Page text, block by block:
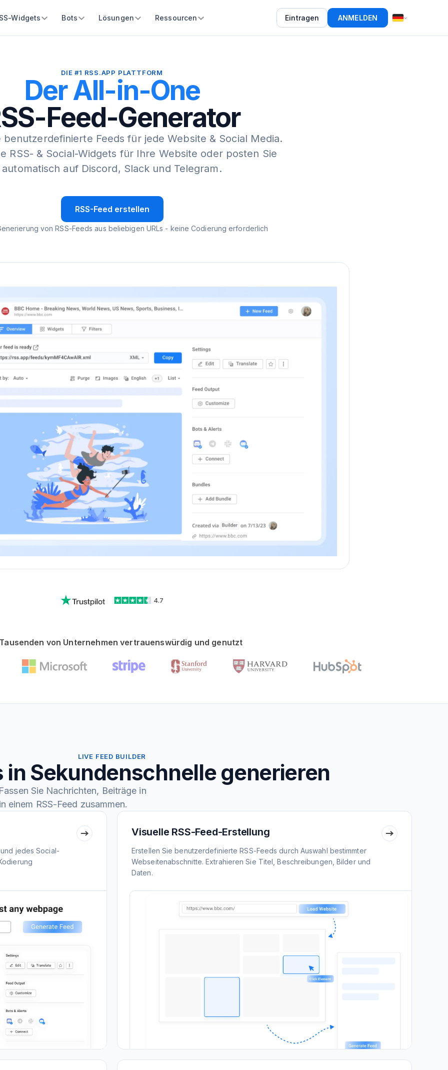
Widgets Bots Lösungen Ressourcen Eintragen ANMELDEN
DIE #1 RSS.APP PLATTFORM
Der All-in-One
Feed-Generator
benutzerdefinierte Feeds für jede Website & Social Media.
RSS- & Social-Widgets für Ihre Website oder posten Sie
automatisch auf Discord, Slack und Telegram.
RSS-Feed erstellen
von RSS-Feeds aus beliebigen URLs - keine Codierung erforderlich
4.7
von Unternehmen vertrauenswürdig und genutzt
LIVE FEED BUILDER
in Sekundenschnelle generieren
Sie Nachrichten, Beiträge in
einem RSS-Feed zusammen.
jedes Social-
Visuelle RSS-Feed-Erstellung
Erstellen Sie benutzerdefinierte RSS-Feeds durch Auswahl bestimmter
Webseitenabschnitte. Extrahieren Sie Titel, Beschreibungen, Bilder und
Daten.